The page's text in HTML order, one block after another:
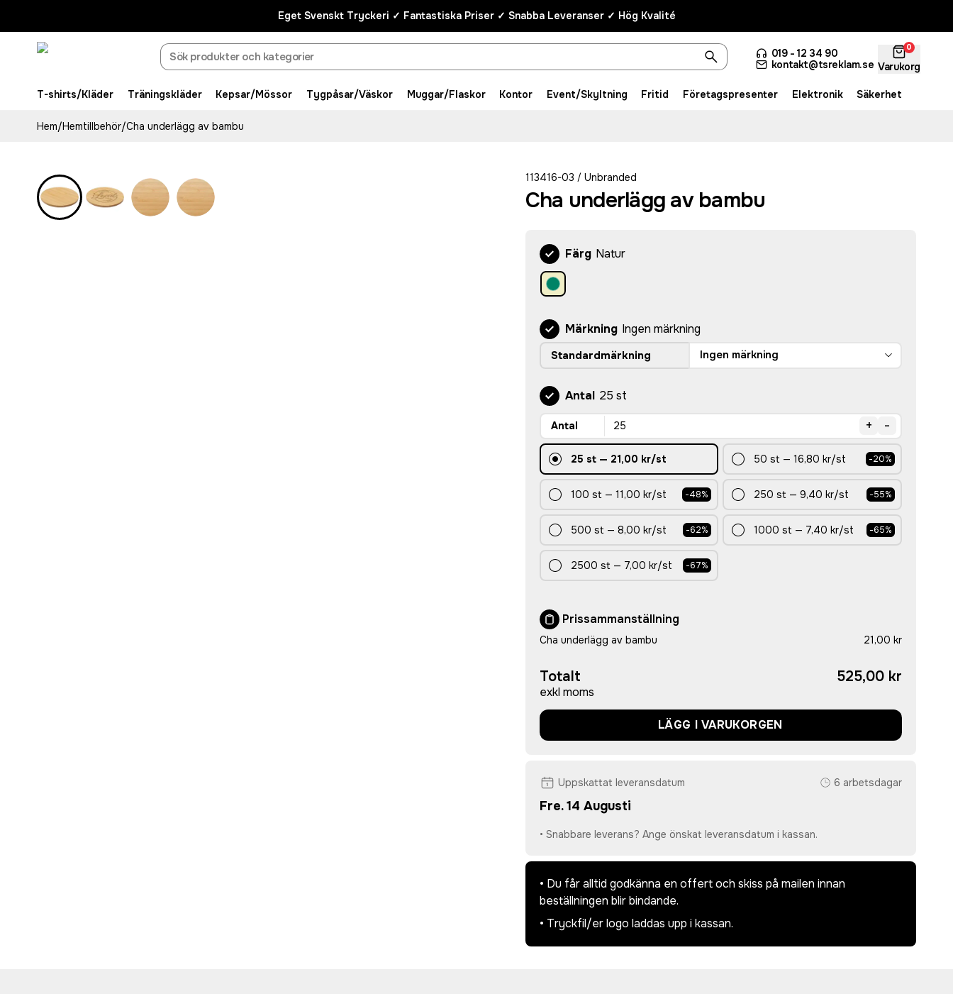
Eget Svenskt Tryckeri ✓ Fantastiska Priser ✓ Snabba Leveranser ✓ Hög Kvalité
019 - 12 34 90
kontakt@tsreklam.se
0
Varukorg
T-shirts/Kläder Träningskläder Kepsar/Mössor Tygpåsar/Väskor Muggar/Flaskor Kontor Event/Skyltning Fritid Företagspresenter Elektronik Säkerhet
Hem/Hemtillbehör/Cha underlägg av bambu
113416-03 / Unbranded
Cha underlägg av bambu
Färg Natur
Märkning Ingen märkning
Standardmärkning Ingen märkning
Antal 25 st
Antal + -
25 st— 21,00 kr/st 50 st —16,80 kr/st -20%
100 st — 11,00 kr/st -48% 250 st —9,40 kr/st -55%
500 st — 8,00 kr/st -62% 1000 st — 7,40 kr/st -65%
2500 st — 7,00 kr/st -67%
Prissammanställning
Cha underlägg av bambu 21,00 kr
Totalt
exkl moms
525,00 kr
LÄGG I VARUKORGEN
Uppskattat leveransdatum 6 arbetsdagar
Fre. 14 Augusti
• Snabbare leverans? Ange önskat leveransdatum i kassan.
• Du får alltid godkänna en offert och skiss på mailen innan
beställningen blir bindande.
• Tryckfil/er logo laddas upp i kassan.